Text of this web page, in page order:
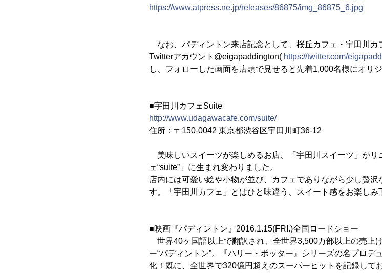
https://www.atpress.ne.jp/releases/86875/img_86875_6.jpg
なお、パディントン来店記念として、桜丘カフェ・宇田川カ
Twitterアカウント@eigapaddington( https://twitter.com/
し、フォローした画面を店頭で見せると先着1,000名様にオリ
■宇田川カフェSuite
http://www.udagawacafe.com/suite/
住所：〒150-0042 東京都渋谷区宇田川町36-12
美味しいスイーツが楽しめるお店、「宇田川スイーツ」がリ
ェ“suite”」に生まれ変わりました。
店内には可愛い絵や小物が並び、カフェでありながら少し贅
す。「宇田川カフェ」とはひと味違う、スイート感をお楽しみ
■映画『パディントン』2016.1.15(FRI.)全国ロードショー
世界40ヶ国語以上で翻訳され、全世界3,500万部以上の売上
ー“パディントン”。『ハリー・ポッター』シリーズの名プロ
化！既に、全世界で320億円超えのスーパーヒットを記録して